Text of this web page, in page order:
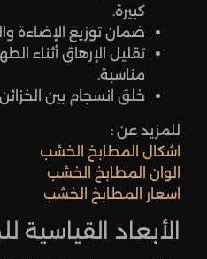
كبيرة.
ضمان توزيع الإضاءة
تقليل الإرهاق أثناء
مناسبة.
خلق انسجام بين الخزائن
للمزيد عن :
اشكال المطابخ الخشب
الوان المطابخ الخشب
اسعار المطابخ الخشب
الأبعاد القياسية